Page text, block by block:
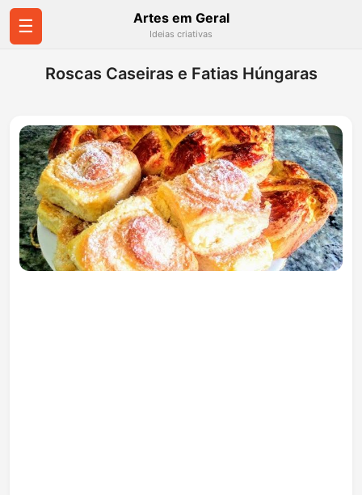
☰ Artes em Geral
Ideias criativas
Roscas Caseiras e Fatias Húngaras